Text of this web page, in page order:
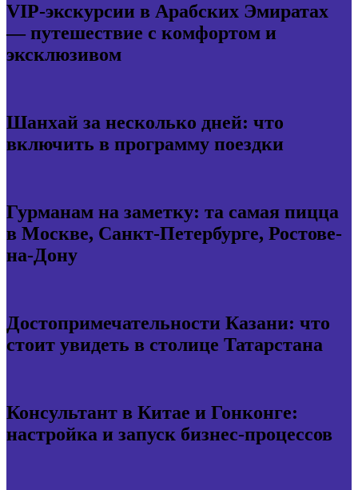
VIP-экскурсии в Арабских Эмиратах
— путешествие с комфортом и
эксклюзивом
Шанхай за несколько дней: что
включить в программу поездки
Гурманам на заметку: та самая пицца
в Москве, Санкт-Петербурге, Ростове-
на-Дону
Достопримечательности Казани: что
стоит увидеть в столице Татарстана
Консультант в Китае и Гонконге:
настройка и запуск бизнес-процессов